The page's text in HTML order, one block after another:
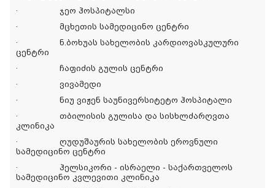
·
ჯეო ჰოსპიტალსი
·
მცხეთის სამედიცინო ცენტრი
·
ნ.ბოხუას სახელობის კარდიოვასკულური
ცენტრი
·
ჩაფიძის გულის ცენტრი
·
ვივამედი
·
ნიუ ვიჟენ საუნივერსიტეტო ჰოსპიტალი
·
თბილისის გულისა და სისხლძარღვთა
კლინიკა
·
ღუდუშაურის სახელობის ეროვნული
სამედიცინო ცენტრი
·
ჰელსიკორი - ისრაელი - საქართველოს
სამედიცინო კვლევითი კლინიკა